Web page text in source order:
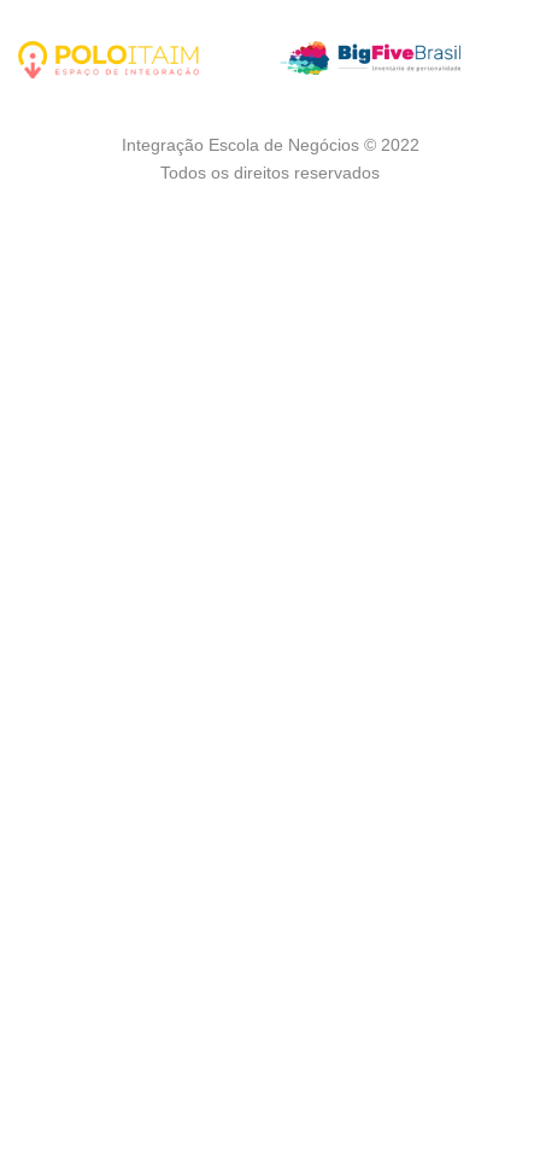
Integração Escola de Negócios © 2022
Todos os direitos reservados